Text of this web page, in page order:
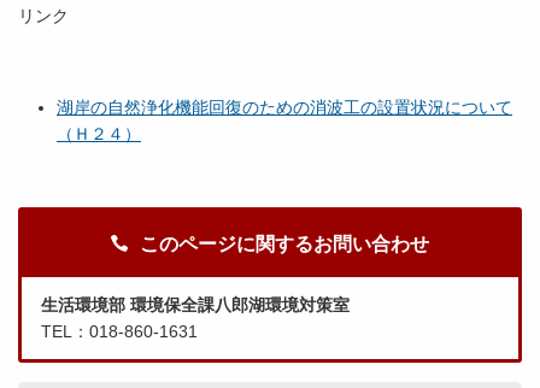
リンク
湖岸の自然浄化機能回復のための消波工の設置状況について
（Ｈ２４）
このページに関するお問い合わせ
生活環境部 環境保全課八郎湖環境対策室
TEL：018-860-1631